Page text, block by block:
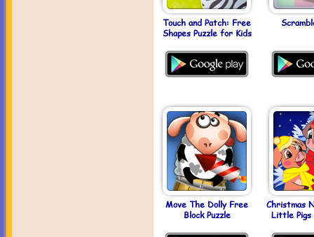
Touch and Patch: Free
Shapes Puzzle for Kids
Move The Dolly Free
Block Puzzle
Christmas
Little Pigs